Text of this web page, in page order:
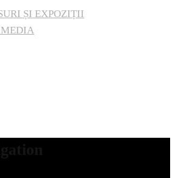
ȘI EXPOZIȚII